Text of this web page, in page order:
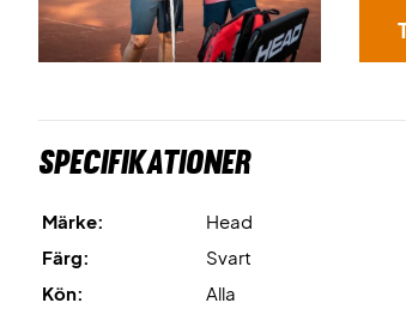
Specifikationer
Märke:
Head
Färg:
Svart
Kön:
Alla